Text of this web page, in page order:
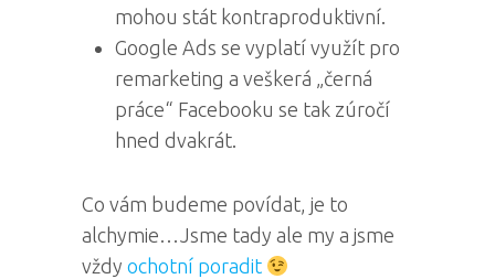
mohou stát kontraproduktivní.
Google Ads se vyplatí využít pro
remarketing a veškerá „černá
práce“ Facebooku se tak zúročí
hned dvakrát.
Co vám budeme povídat, je to
alchymie…Jsme tady ale my a jsme
vždy ochotní poradit